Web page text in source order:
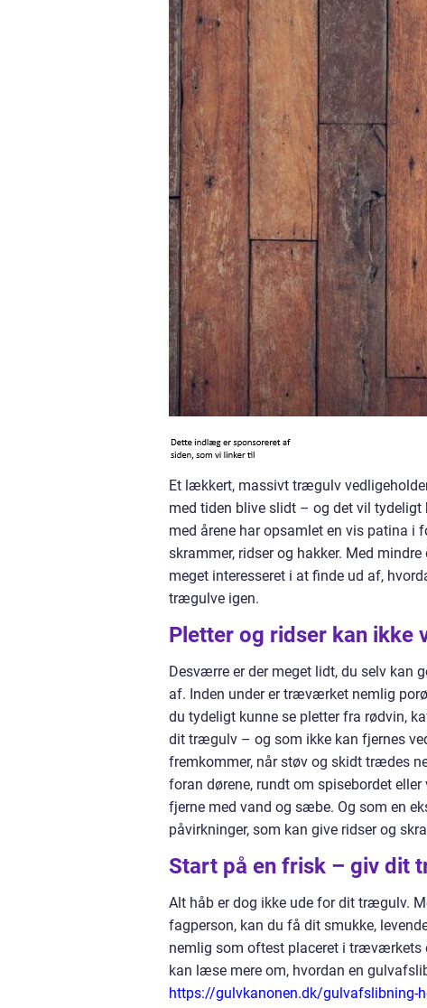
Et lækkert, massivt trægulv
med tiden blive slidt – og det vil
med årene har opsamlet en vis patina i
skrammer, ridser og hakker. Med
meget interesseret i at finde ud af,
trægulve igen.
Pletter og ridser kan ikke
Desværre er der meget lidt, du selv kan
af. Inden under er træværket nemlig
du tydeligt kunne se pletter fra rødvin,
dit trægulv – og som ikke kan fjernes
fremkommer, når støv og skidt trædes
foran dørene, rundt om spisebordet
fjerne med vand og sæbe. Og som en
påvirkninger, som kan give ridser og
Start på en frisk – giv dit
Alt håb er dog ikke ude for dit trægulv.
fagperson, kan du få dit smukke,
nemlig som oftest placeret i træværkets
kan læse mere om, hvordan en
https://gulvkanonen.dk/gulvafslibning-